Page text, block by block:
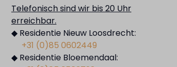
Telefonisch sind wir bis 20 Uhr
erreichbar.
◆ Residentie Nieuw Loosdrecht:
+31 (0)85 0602449
◆ Residentie Bloemendaal: